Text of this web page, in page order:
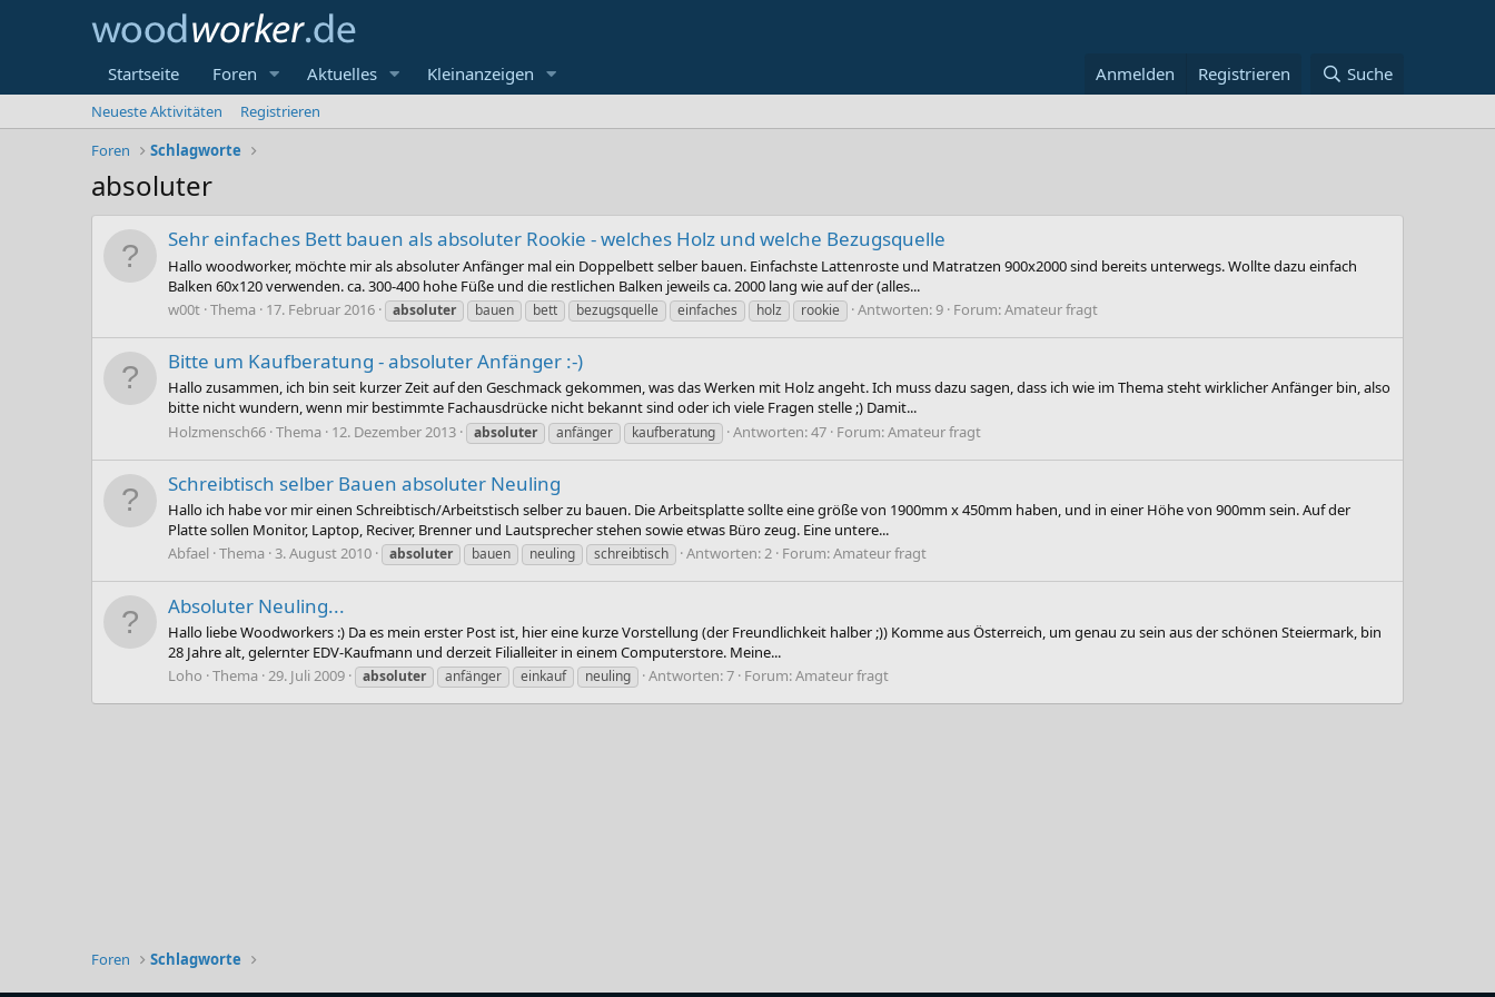
Startseite Foren Aktuelles Kleinanzeigen Anmelden Registrieren Suche
Neueste Aktivitäten
Registrieren
Foren
Schlagworte
absoluter
Sehr einfaches Bett bauen als absoluter Rookie - welches Holz und welche Bezugsquelle
Hallo woodworker, möchte mir als absoluter Anfänger mal ein Doppelbett selber bauen. Einfachste Lattenroste und Matratzen 900x2000 sind bereits unterwegs. Wollte dazu einfach
Balken 60x120 verwenden. ca. 300-400 hohe Füße und die restlichen Balken jeweils ca. 2000 lang wie auf der (alles...
w00t Thema 17. Februar 2016 absoluter bauen bett bezugsquelle einfaches holz rookie Antworten: 9 Forum:Amateur fragt
Bitte um Kaufberatung - absoluter Anfänger :-)
Hallo zusammen, ich bin seit kurzer Zeit auf den Geschmack gekommen, was das Werken mit Holz angeht. Ich muss dazu sagen, dass ich wie im Thema steht wirklicher Anfänger bin, also
bitte nicht wundern, wenn mir bestimmte Fachausdrücke nicht bekannt sind oder ich viele Fragen stelle ;) Damit...
Holzmensch66 Thema 12. Dezember 2013 absoluter anfänger kaufberatung Antworten: 47 Forum:Amateur fragt
Schreibtisch selber Bauen absoluter Neuling
Hallo ich habe vor mir einen Schreibtisch/Arbeitstisch selber zu bauen. Die Arbeitsplatte sollte eine größe von 1900mm x 450mm haben, und in einer Höhe von 900mm sein. Auf der
Platte sollen Monitor, Laptop, Reciver, Brenner und Lautsprecher stehen sowie etwas Büro zeug. Eine untere...
Abfael Thema 3. August 2010 absoluter bauen neuling schreibtisch Antworten: 2 Forum:Amateur fragt
Absoluter Neuling...
Hallo liebe Woodworkers :) Da es mein erster Post ist, hier eine kurze Vorstellung (der Freundlichkeit halber ;)) Komme aus Österreich, um genau zu sein aus der schönen Steiermark, bin
28 Jahre alt, gelernter EDV-Kaufmann und derzeit Filialleiter in einem Computerstore. Meine...
Loho Thema 29. Juli 2009 absoluter anfänger einkauf neuling Antworten: 7 Forum:Amateur fragt
Foren Schlagworte